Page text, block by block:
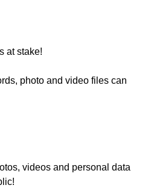
at stake!
photo and video files can
videos and personal data